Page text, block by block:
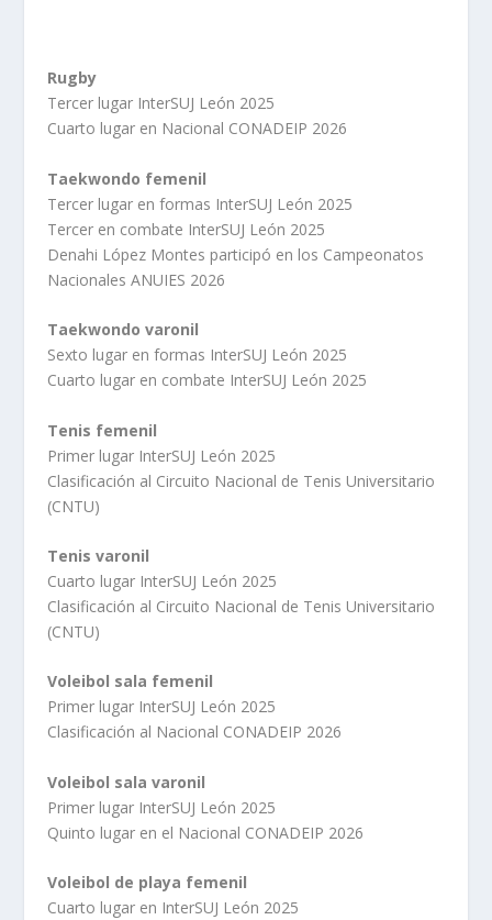
Rugby
Tercer lugar InterSUJ León 2025
Cuarto lugar en Nacional CONADEIP 2026
Taekwondo femenil
Tercer lugar en formas InterSUJ León 2025
Tercer en combate InterSUJ León 2025
Denahi López Montes participó en los Campeonatos
Nacionales ANUIES 2026
Taekwondo varonil
Sexto lugar en formas InterSUJ León 2025
Cuarto lugar en combate InterSUJ León 2025
Tenis femenil
Primer lugar InterSUJ León 2025
Clasificación al Circuito Nacional de Tenis Universitario
(CNTU)
Tenis varonil
Cuarto lugar InterSUJ León 2025
Clasificación al Circuito Nacional de Tenis Universitario
(CNTU)
Voleibol sala femenil
Primer lugar InterSUJ León 2025
Clasificación al Nacional CONADEIP 2026
Voleibol sala varonil
Primer lugar InterSUJ León 2025
Quinto lugar en el Nacional CONADEIP 2026
Voleibol de playa femenil
Cuarto lugar en InterSUJ León 2025